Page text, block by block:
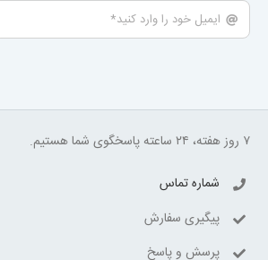
۷ روز هفته، ۲۴ ساعته پاسخگوی شما هستیم.
شماره تماس
پیگیری سفارش
پرسش و پاسخ